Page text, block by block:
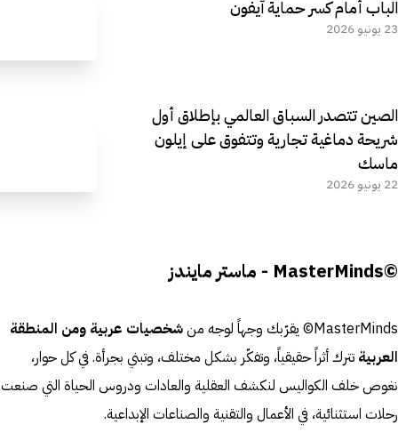
الباب أمام كسر حماية آيفون
23 يونيو 2026
الصين تتصدر السباق العالمي بإطلاق أول
شريحة دماغية تجارية وتتفوق على إيلون
ماسك
22 يونيو 2026
©MasterMinds - ماستر مايندز
MasterMinds© يقرّبك وجهاً لوجه من
شخصيات عربية ومن المنطقة
العربية تترك أثراً حقيقياً، وتفكّر بشكل مختلف، وتبني بجرأة. في كل حوار،
نغوص خلف الكواليس لنكشف العقلية والعادات ودروس الحياة التي صنعت
رحلات استثنائية، في الأعمال والتقنية والصناعات الإبداعية.